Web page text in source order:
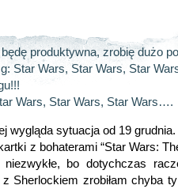
produktywna, zrobię dużo
Star Wars, Star Wars, Star
Wars, Star Wars, Star Wars….
wygląda sytuacja od 19 grudnia.
z bohaterami “Star Wars:
niezwykłe, bo dotychczas
Sherlockiem zrobiłam chyba